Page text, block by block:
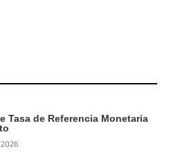
Tasa de Referencia Monetaria